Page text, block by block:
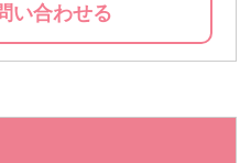
い合わせる